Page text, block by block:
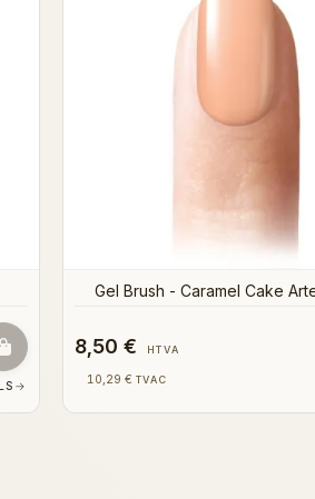
→
8,50 € HTVA
10,29 € TVAC